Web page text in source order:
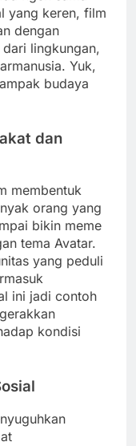
yang keren, film
dengan
lingkungan,
Yuk,
budaya
dan
membentuk
orang yang
bikin meme
tema Avatar.
yang peduli
ini jadi contoh
kondisi